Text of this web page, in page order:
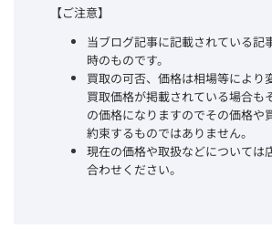
【ご注意】
当ブログ記事に記載されている記
時のものです。
買取の可否、価格は相場等により
買取価格が掲載されている場合も
の価格になりますのでその価格や
約束するものではありません。
現在の価格や取扱などについては
合わせください。